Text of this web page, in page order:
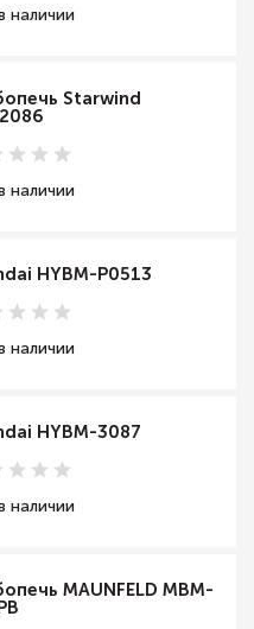
наличии
Starwind
наличии
HYBM-P0513
наличии
HYBM-3087
наличии
MAUNFELD MBM-